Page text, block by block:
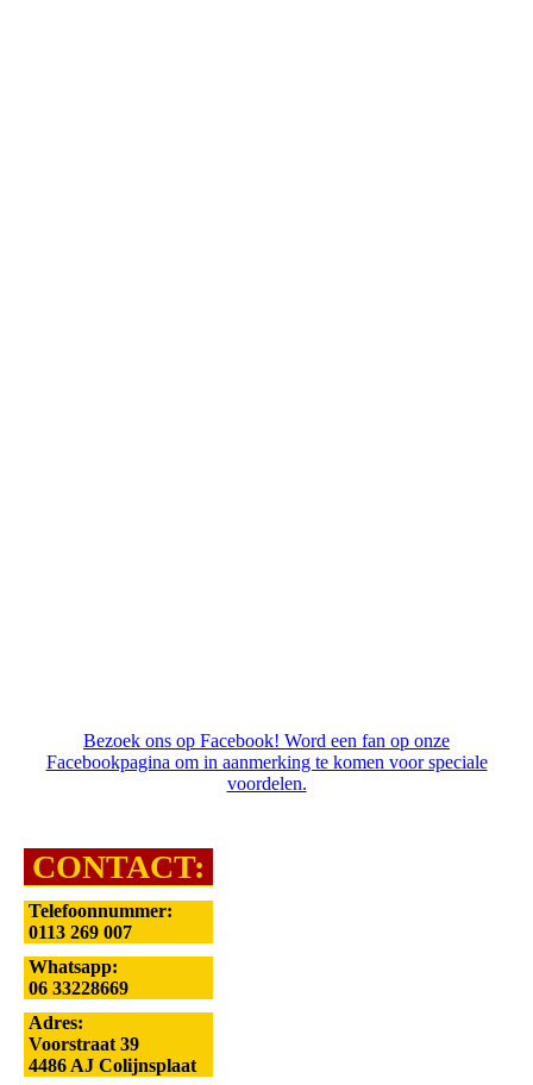
Bezoek ons op Facebook! Word een fan op onze
Facebookpagina om in aanmerking te komen voor speciale
voordelen.
CONTACT:
Telefoonnummer:
0113 269 007
Whatsapp:
06 33228669
Adres:
Voorstraat 39
4486 AJ Colijnsplaat